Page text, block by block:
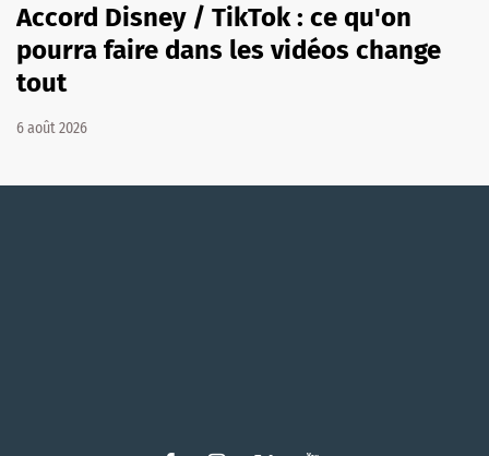
Accord Disney / TikTok : ce qu'on
pourra faire dans les vidéos change
tout
6 août 2026